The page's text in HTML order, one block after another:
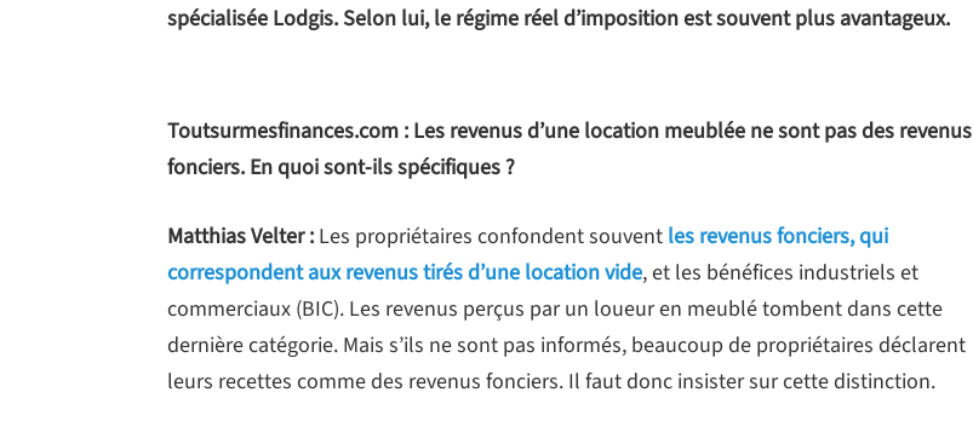
spécialisée Lodgis. Selon lui, le régime réel d’imposition est souvent plus avantageux.
Toutsurmesfinances.com : Les revenus d’une location meublée ne sont pas des revenus
fonciers. En quoi sont-ils spécifiques ?
Matthias Velter : Les propriétaires confondent souvent les revenus fonciers, qui
correspondent aux revenus tirés d’une location vide, et les bénéfices industriels et
commerciaux (BIC). Les revenus perçus par un loueur en meublé tombent dans cette
dernière catégorie. Mais s’ils ne sont pas informés, beaucoup de propriétaires déclarent
leurs recettes comme des revenus fonciers. Il faut donc insister sur cette distinction.